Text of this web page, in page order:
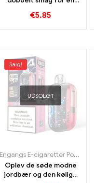
€5.85
Salg!
UDSOLGT
Engangs E-cigaretter Portugal
Oplev de søde modne
jordbær og den kølige